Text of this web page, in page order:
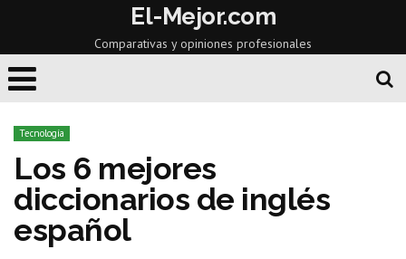
El-Mejor.com
Comparativas y opiniones profesionales
Tecnología
Los 6 mejores
diccionarios de inglés
español